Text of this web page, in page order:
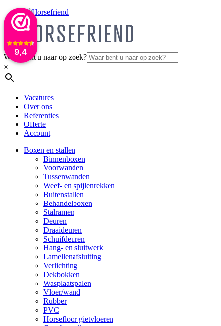
9,4
Waar bent u naar op zoek?
×
Vacatures
Over ons
Referenties
Offerte
Account
Boxen en stallen
Binnenboxen
Voorwanden
Tussenwanden
Weef- en spijlenrekken
Buitenstallen
Behandelboxen
Stalramen
Deuren
Draaideuren
Schuifdeuren
Hang- en sluitwerk
Lamellenafsluiting
Verlichting
Dekbokken
Wasplaatspalen
Vloer/wand
Rubber
PVC
Horsefloor gietvloeren